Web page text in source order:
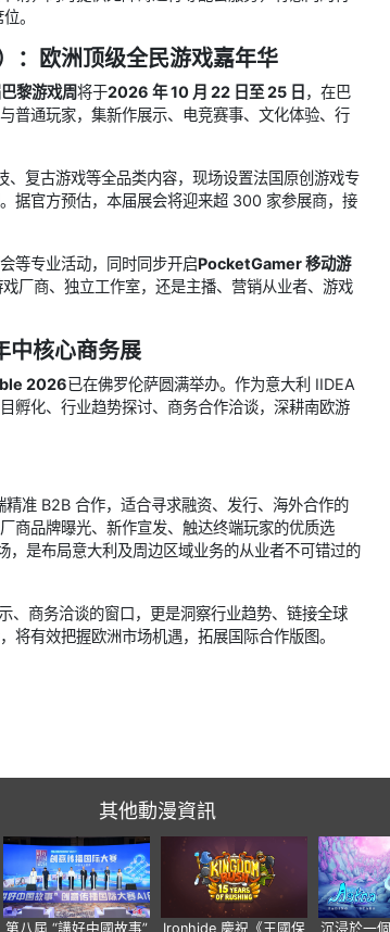
。
欧洲顶级全民游戏嘉年华
黎游戏周将于2026 年 10 月 22 日至 25 日 ，在巴
普通玩家，集新作展示、电竞赛事、文化体验、行
复古游戏等全品类内容，现场设置法国原创游戏专
据官方预估，本届展会将迎来超 300 家参展商，接
等专业活动，同时同步开启PocketGamer 移动游
厂商、独立工作室，还是主播、营销从业者、游戏
核心商务展
2026已在佛罗伦萨圆满举办。作为意大利 IIDEA
孵化、行业趋势探讨、商务合作洽谈，深耕南欧游
精准 B2B 合作，适合寻求融资、发行、海外合作的
商品牌曝光、新作宣发、触达终端玩家的优质选
，是布局意大利及周边区域业务的从业者不可错过的
、商务洽谈的窗口，更是洞察行业趋势、链接全球
有效把握欧洲市场机遇，拓展国际合作版图。
其他動漫資訊
第八屆 “講好中國故事” Ironhide 慶祝《王國保 沉浸於一